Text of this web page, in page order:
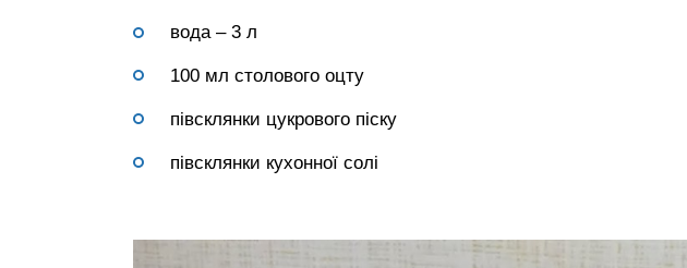
вода – 3 л
100 мл столового оцту
півсклянки цукрового піску
півсклянки кухонної солі